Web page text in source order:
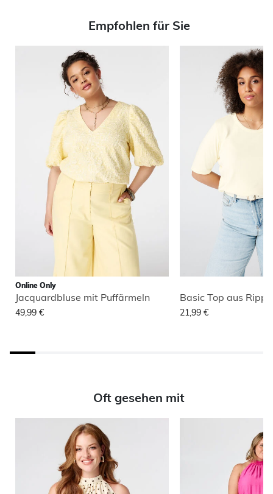
Empfohlen für Sie
Online Only
Jacquardbluse mit Puffärmeln
49,99 €
Basic Top aus
21,99 €
Oft gesehen mit